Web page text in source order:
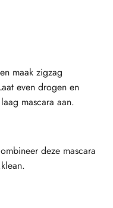
maak zigzag
even drogen en
mascara aan.
deze mascara